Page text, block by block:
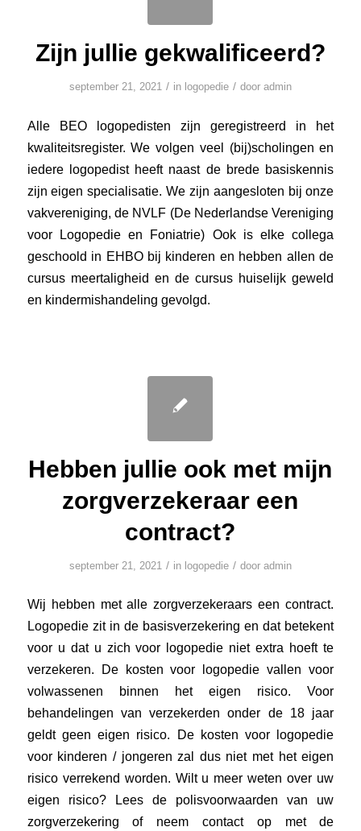
Zijn jullie gekwalificeerd?
september 21, 2021 / in logopedie / door admin
Alle BEO logopedisten zijn geregistreerd in het
kwaliteitsregister. We volgen veel (bij)scholingen en
iedere logopedist heeft naast de brede basiskennis
zijn eigen specialisatie. We zijn aangesloten bij onze
vakvereniging, de NVLF (De Nederlandse Vereniging
voor Logopedie en Foniatrie) Ook is elke collega
geschoold in EHBO bij kinderen en hebben allen de
cursus meertaligheid en de cursus huiselijk geweld
en kindermishandeling gevolgd.
Hebben jullie ook met mijn
zorgverzekeraar een
contract?
september 21, 2021 / in logopedie / door admin
Wij hebben met alle zorgverzekeraars een contract.
Logopedie zit in de basisverzekering en dat betekent
voor u dat u zich voor logopedie niet extra hoeft te
verzekeren. De kosten voor logopedie vallen voor
volwassenen binnen het eigen risico. Voor
behandelingen van verzekerden onder de 18 jaar
geldt geen eigen risico. De kosten voor logopedie
voor kinderen / jongeren zal dus niet met het eigen
risico verrekend worden. Wilt u meer weten over uw
eigen risico? Lees de polisvoorwaarden van uw
zorgverzekering of neem contact op met de